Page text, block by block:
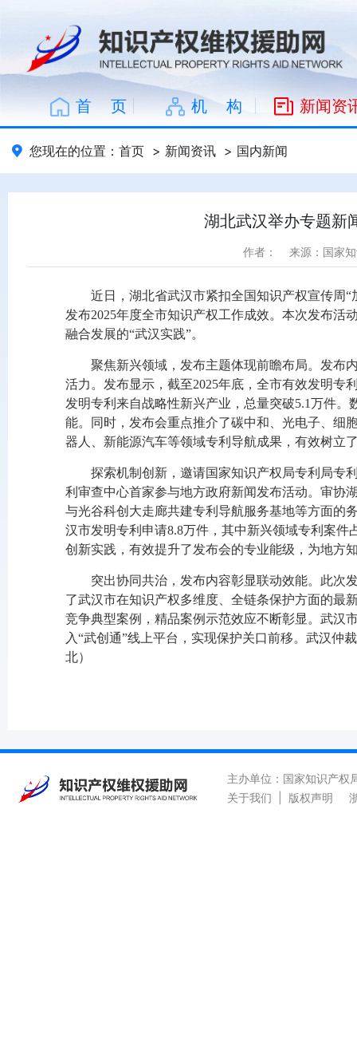
首 页 机 构 新闻资
您现在的位置： 首页 > 新闻资讯 > 国内新闻
湖北武汉举办专题新
作者： 来源：国家
近日，湖北省武汉市紧扣全国知识产权宣传周
发布2025年度全市知识产权工作成效。本次发布
融合发展的“武汉实践”。
聚焦新兴领域，发布主题体现前瞻布局。发布
活力。发布显示，截至2025年底，全市有效发明专
发明专利来自战略性新兴产业，总量突破5.1万件
能。同时，发布会重点推介了碳中和、光电子、细
器人、新能源汽车等领域专利导航成果，有效树立
探索机制创新，邀请国家知识产权局专利局专
利审查中心首家参与地方政府新闻发布活动。审协
与光谷科创大走廊共建专利导航服务基地等方面的
汉市发明专利申请8.8万件，其中新兴领域专利案件
创新实践，有效提升了发布会的专业能级，为地方
突出协同共治，发布内容彰显联动效能。此次
了武汉市在知识产权多维度、全链条保护方面的最
竞争典型案例，精品案例示范效应不断彰显。武汉
入“武创通”线上平台，实现保护关口前移。武汉仲
北）
主办单位：国家知识产
关于我们
版权声明